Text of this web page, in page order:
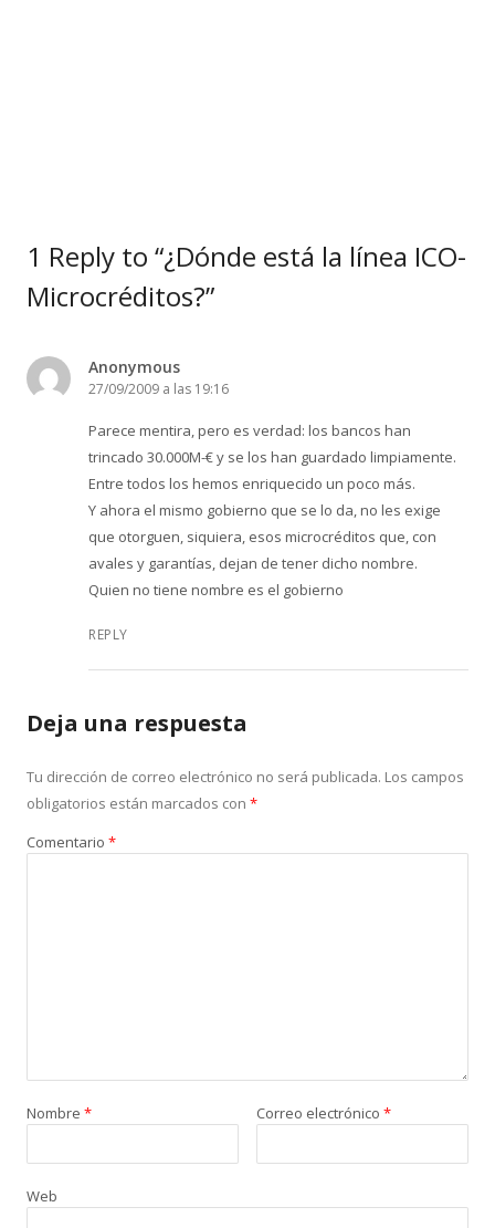
1 Reply to “¿Dónde está la línea ICO-
Microcréditos?”
Anonymous
27/09/2009 a las 19:16
Parece mentira, pero es verdad: los bancos han
trincado 30.000M-€ y se los han guardado limpiamente.
Entre todos los hemos enriquecido un poco más.
Y ahora el mismo gobierno que se lo da, no les exige
que otorguen, siquiera, esos microcréditos que, con
avales y garantías, dejan de tener dicho nombre.
Quien no tiene nombre es el gobierno
REPLY
Deja una respuesta
Tu dirección de correo electrónico no será publicada. Los campos
obligatorios están marcados con *
Comentario *
Nombre * Correo electrónico *
Web